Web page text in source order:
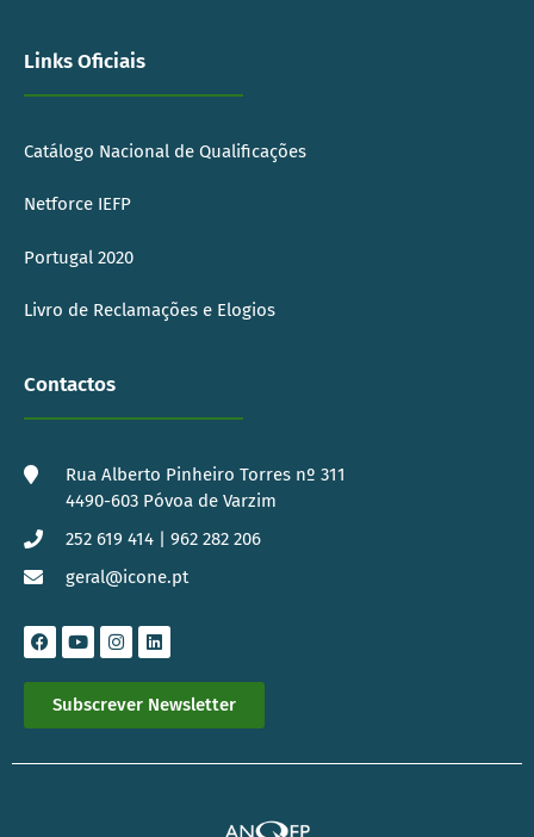
Links Oficiais
Catálogo Nacional de Qualificações
Netforce IEFP
Portugal 2020
Livro de Reclamações e Elogios
Contactos
Rua Alberto Pinheiro Torres nº 311
4490-603 Póvoa de Varzim
252 619 414 | 962 282 206
geral@icone.pt
Subscrever Newsletter